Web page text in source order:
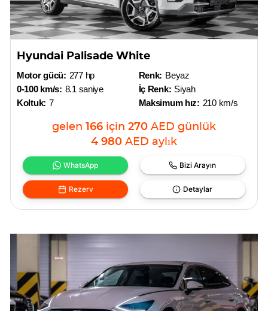
Hyundai Palisade White
Motor gücü: 277 hp
0-100 km/s: 8.1 saniye
Koltuk: 7
Renk: Beyaz
İç Renk: Siyah
Maksimum hız: 210 km/s
gelen 166 için 270 AED günlük
4 980 AED aylık
WhatsApp Bizi Arayın
Rezerv Detaylar